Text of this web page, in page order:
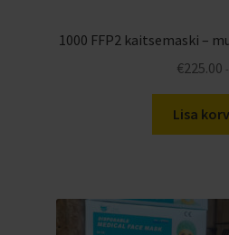
1000 FFP2 kaitsemaski –
€225.00 -
Lisa